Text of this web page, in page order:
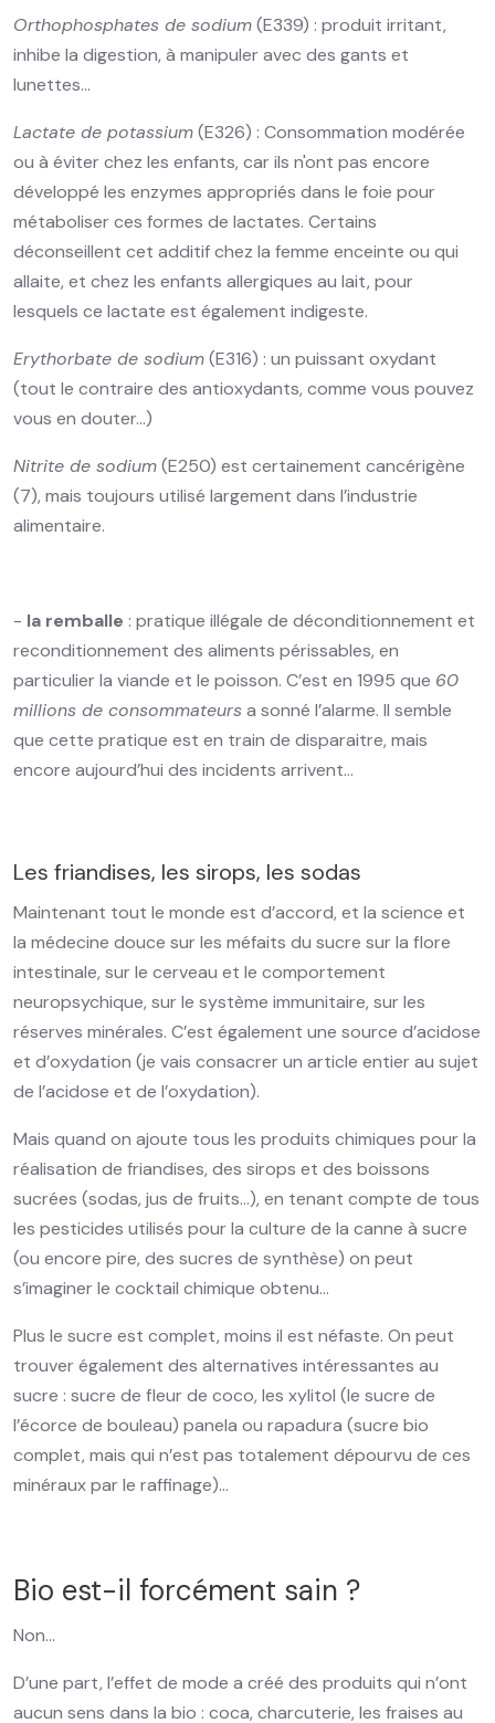
Orthophosphates de sodium(E339) : produit irritant,
inhibe la digestion, à manipuler avec des gants et
lunettes…
Lactate de potassium(E326) : Consommation modérée
ou à éviter chez les enfants, car ils n'ont pas encore
développé les enzymes appropriés dans le foie pour
métaboliser ces formes de lactates. Certains
déconseillent cet additif chez la femme enceinte ou qui
allaite, et chez les enfants allergiques au lait, pour
lesquels ce lactate est également indigeste.
Erythorbate de sodium(E316) : un puissant oxydant
(tout le contraire des antioxydants, comme vous pouvez
vous en douter…)
Nitrite de sodium(E250) est certainement cancérigène
(7), mais toujours utilisé largement dans l’industrie
alimentaire.
- la remballe : pratique illégale de déconditionnement et
reconditionnement des aliments périssables, en
particulier la viande et le poisson. C’est en 1995 que 60
millions de consommateursa sonné l’alarme. Il semble
que cette pratique est en train de disparaitre, mais
encore aujourd’hui des incidents arrivent…
Les friandises, les sirops, les sodas
Maintenant tout le monde est d’accord, et la science et
la médecine douce sur les méfaits du sucre sur la flore
intestinale, sur le cerveau et le comportement
neuropsychique, sur le système immunitaire, sur les
réserves minérales. C’est également une source d’acidose
et d’oxydation (je vais consacrer un article entier au sujet
de l’acidose et de l’oxydation).
Mais quand on ajoute tous les produits chimiques pour la
réalisation de friandises, des sirops et des boissons
sucrées (sodas, jus de fruits…), en tenant compte de tous
les pesticides utilisés pour la culture de la canne à sucre
(ou encore pire, des sucres de synthèse) on peut
s’imaginer le cocktail chimique obtenu…
Plus le sucre est complet, moins il est néfaste. On peut
trouver également des alternatives intéressantes au
sucre : sucre de fleur de coco, les xylitol (le sucre de
l’écorce de bouleau) panela ou rapadura (sucre bio
complet, mais qui n’est pas totalement dépourvu de ces
minéraux par le raffinage)…
Bio est-il forcément sain ?
Non...
D’une part, l’effet de mode a créé des produits qui n’ont
aucun sens dans la bio : coca, charcuterie, les fraises au